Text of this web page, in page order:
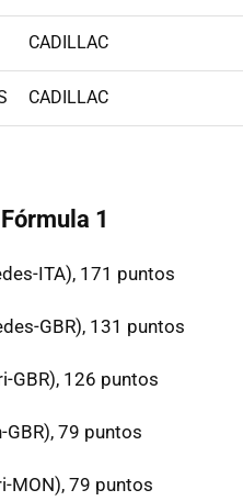
CADILLAC
CADILLAC
1
ITA), 171 puntos
GBR), 131 puntos
GBR), 126 puntos
GBR), 79 puntos
MON), 79 puntos